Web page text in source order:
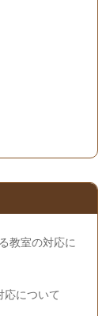
教室の対応に
応について